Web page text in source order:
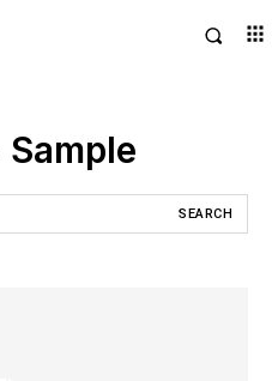
Sample
SEARCH